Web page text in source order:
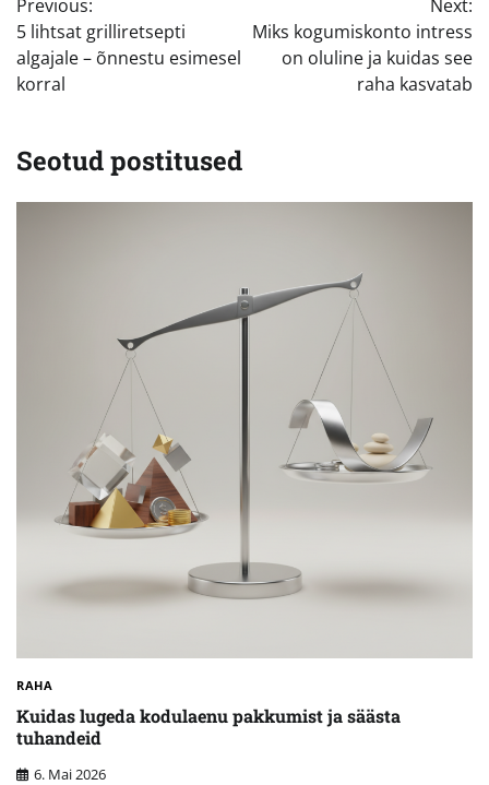
Previous:
5 lihtsat grilliretsepti
algajale – õnnestu esimesel
korral
Next:
Miks kogumiskonto intress
on oluline ja kuidas see
raha kasvatab
Seotud postitused
RAHA
Kuidas lugeda kodulaenu pakkumist ja säästa
tuhandeid
6. Mai 2026